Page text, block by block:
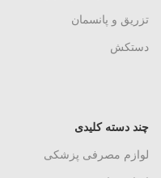
تزریق و پانسمان
دستکش
چند دسته کلیدی
لوازم مصرفی پزشکی